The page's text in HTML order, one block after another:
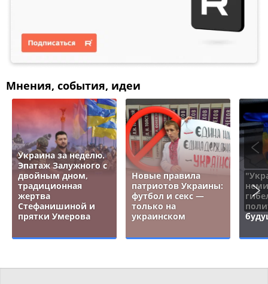
Мнения, события, идеи
Украина за неделю.
Эпатаж Залужного с
двойным дном,
традиционная
жертва
Стефанишиной и
прятки Умерова
Новые правила
патриотов Украины:
футбол и секс —
только на
украинском